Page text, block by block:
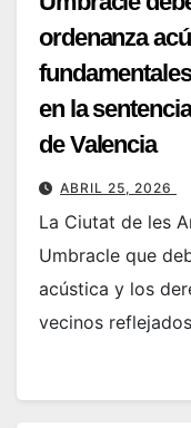
ordenanza
en la
de Valencia
ABRIL 25, 2026
La Ciutat de les
Umbracle que
acústica y los
vecinos